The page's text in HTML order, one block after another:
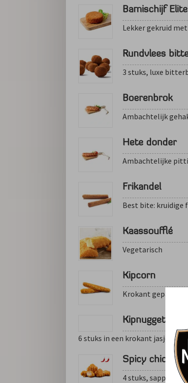
Bamischijf Elite
Lekker gekruid
Rundvlees
3 stuks, luxe
Boerenbrok
Ambachtelijk
Hete donder
Ambachtelijke
Frikandel
Best bite: kruidige
Kaassoufflé
Vegetarisch
Kipcorn
Krokant
Kipnuggets
6 stuks in een krokant jasje
Spicy chicken
4 stuks, sappig